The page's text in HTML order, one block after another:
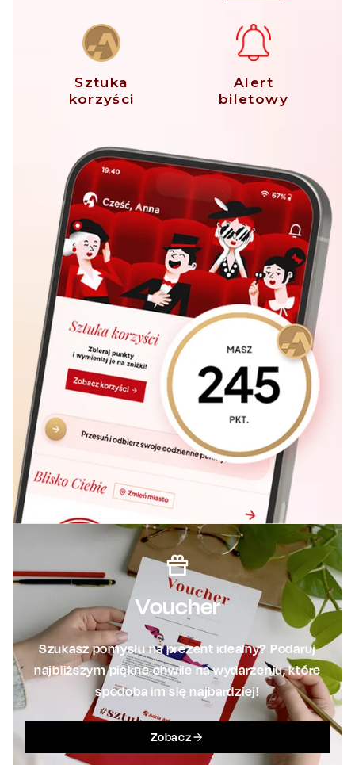
Sztuka
korzyści
Alert
biletowy
Voucher
Szukasz pomysłu na prezent idealny? Podaruj
najbliższym piękne chwile na wydarzeniu, które
spodoba im się najbardziej!
Zobacz